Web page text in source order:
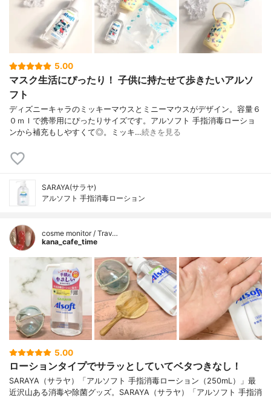
5.00
マスク生活にぴったり！ 子供に持たせて歩きたいアルソ
フト
ディズニーキャラのミッキーマウスとミニーマウスがデザイン。容量６
０ｍｌで携帯用にぴったりサイズです。アルソフト 手指消毒ローショ
ンから補充もしやすくて◎。ミッキ…続きを見る
SARAYA(サラヤ)
アルソフト 手指消毒ローション
cosme monitor / Trav…
kana_cafe_time
5.00
ローションタイプでサラッとしていてベタつきなし！
SARAYA（サラヤ）「アルソフト 手指消毒ローション（250mL）」最
近沢山ある消毒や除菌グッズ。SARAYA（サラヤ）「アルソフト 手指消